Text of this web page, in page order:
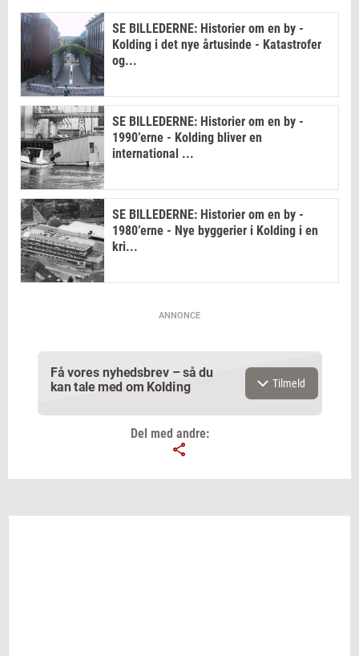
blot virke som en appetitvækker til at
beskæftige sig mere med Koldings
spændende historie. Artikelserien er blevet
til i samarbejde med Kolding Stadsarkiv, der
venligt har stillet billederne til rådighed for
denne artikelserie.
SE BILLEDERNE: Historier om en by -
Kolding i det nye årtusinde - Katastrofer
og...
SE BILLEDERNE: Historier om en by -
1990’erne - Kolding bliver en
international ...
SE BILLEDERNE: Historier om en by -
1980’erne - Nye byggerier i Kolding i en
kri...
ANNONCE
Få vores nyhedsbrev – så du
kan tale med om Kolding
Tilmeld
Del med andre: